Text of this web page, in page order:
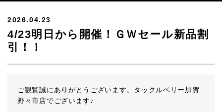
2026.04.23
4/23明日から開催！ＧＷセール新品割
引！！
ご観覧誠にありがとうございます。タックルベリー加賀
野々市店でございます♪